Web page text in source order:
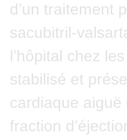
d’un traitement
sacubitril-
l’hôpital chez
stabilisé et
cardiaque
fraction